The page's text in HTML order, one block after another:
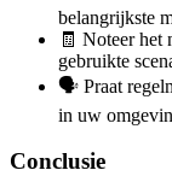
belangrijkste
🧾 Noteer het
gebruikte
🗣️ Praat
in uw
Conclusie